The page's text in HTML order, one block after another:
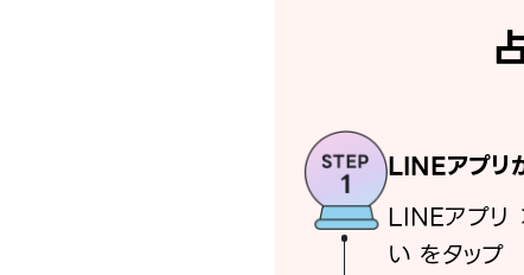
LINEアプリ
LINEアプリ
い をタップ